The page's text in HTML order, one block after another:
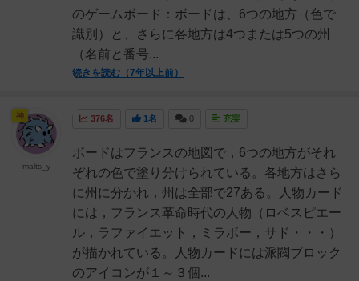
のゲームボード：ボードは、6つの地方（色で
識別）と、さらに各地方は4つまたは5つの州
（名前と番号...
続きを読む（7年以上前）
376名 1名 0 充実
ボードはフランスの地図で，6つの地方がそれ
ぞれの色で塗り分けられている。各地方はさら
に州に分かれ，州は全部で27ある。人物カード
には，フランス革命時代の人物（ロベスピエー
ル，ラファイエット，ミラボー，サド・・・）
が描かれている。人物カードには派閥ブロック
のアイコンが１～３個...
神
malts_y